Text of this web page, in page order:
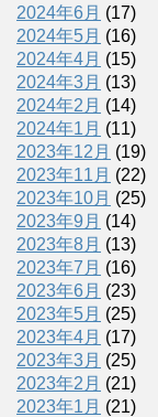
2024年6月 (17)
2024年5月 (16)
2024年4月 (15)
2024年3月 (13)
2024年2月 (14)
2024年1月 (11)
2023年12月 (19)
2023年11月 (22)
2023年10月 (25)
2023年9月 (14)
2023年8月 (13)
2023年7月 (16)
2023年6月 (23)
2023年5月 (25)
2023年4月 (17)
2023年3月 (25)
2023年2月 (21)
2023年1月 (21)